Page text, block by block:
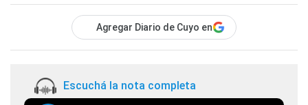
Agregar Diario de Cuyo en
Escuchá la nota completa